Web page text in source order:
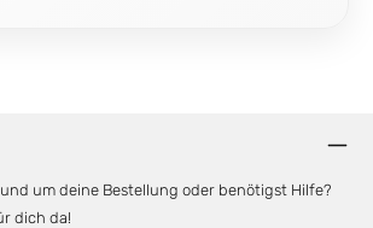
um deine Bestellung oder benötigst Hilfe?
dich da!